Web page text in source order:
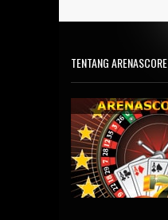
TENTANG ARENASCORE